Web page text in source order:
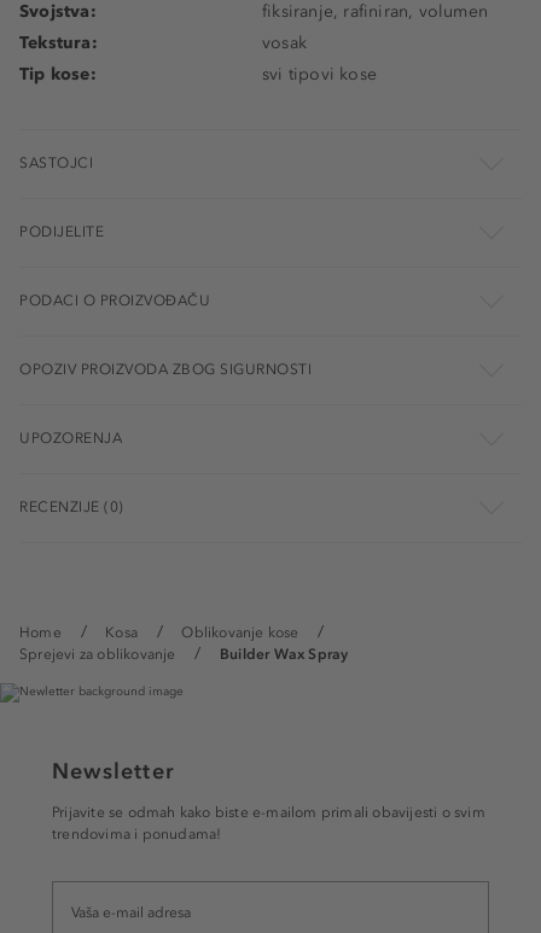
Home Kosa
Oblikovanje kose
Sprejevi za oblikovanje
Builder Wax Spray
Svojstva:
fiksiranje, rafiniran, volumen
Tekstura:
vosak
Tip kose:
svi tipovi kose
SASTOJCI
PODIJELITE
PODACI O PROIZVOĐAČU
OPOZIV PROIZVODA ZBOG SIGURNOSTI
UPOZORENJA
RECENZIJE (0)
Newsletter
Prijavite se odmah kako biste e-mailom primali obavijesti o svim
trendovima i ponudama!